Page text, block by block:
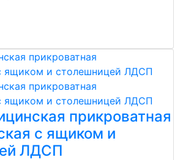
прикроватная
с ящиком и
ЛДСП